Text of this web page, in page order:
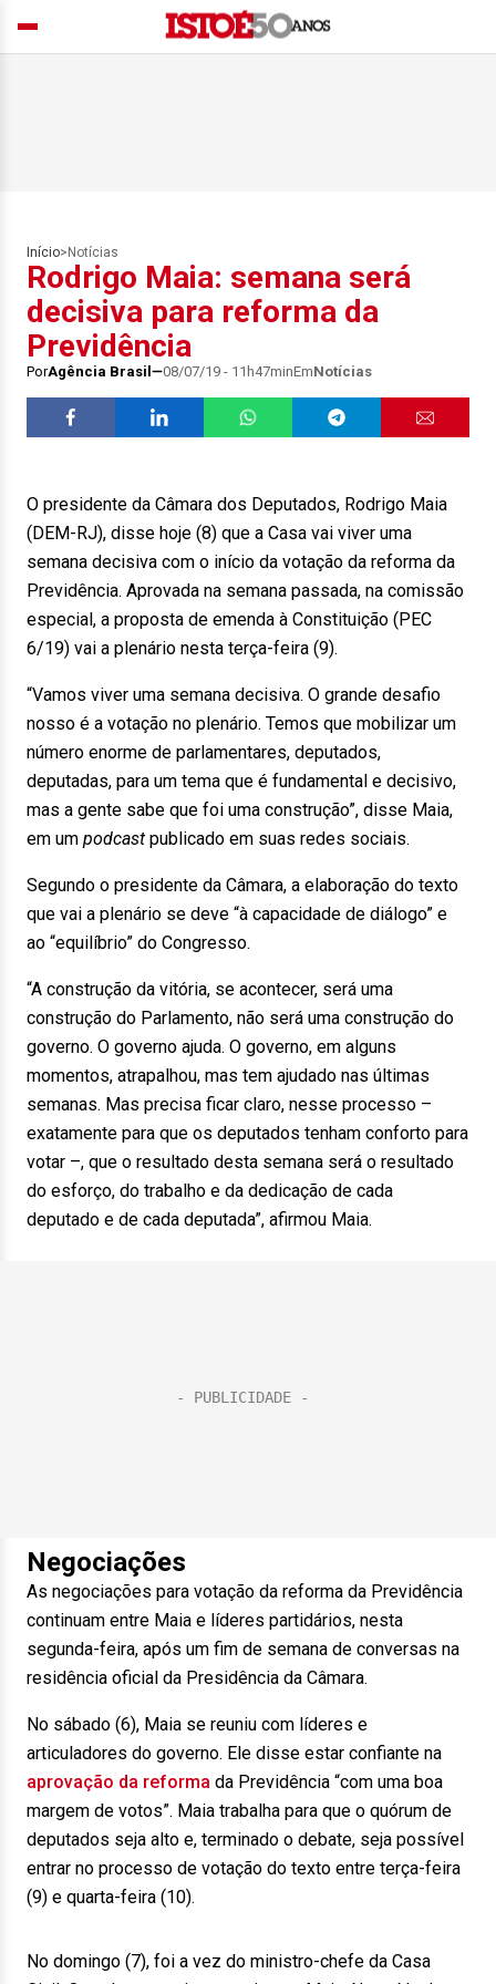
Início> Notícias
Rodrigo Maia: semana será
decisiva para reforma da
Previdência
PorAgência Brasil 08/07/19 - 11h47minEmNotícias
O presidente da Câmara dos Deputados, Rodrigo Maia
(DEM-RJ), disse hoje (8) que a Casa vai viver uma
semana decisiva com o início da votação da reforma da
Previdência. Aprovada na semana passada, na comissão
especial, a proposta de emenda à Constituição (PEC
6/19) vai a plenário nesta terça-feira (9).
“Vamos viver uma semana decisiva. O grande desafio
nosso é a votação no plenário. Temos que mobilizar um
número enorme de parlamentares, deputados,
deputadas, para um tema que é fundamental e decisivo,
mas a gente sabe que foi uma construção”, disse Maia,
em um podcast publicado em suas redes sociais.
Segundo o presidente da Câmara, a elaboração do texto
que vai a plenário se deve “à capacidade de diálogo” e
ao “equilíbrio” do Congresso.
“A construção da vitória, se acontecer, será uma
construção do Parlamento, não será uma construção do
governo. O governo ajuda. O governo, em alguns
momentos, atrapalhou, mas tem ajudado nas últimas
semanas. Mas precisa ficar claro, nesse processo –
exatamente para que os deputados tenham conforto para
votar –, que o resultado desta semana será o resultado
do esforço, do trabalho e da dedicação de cada
deputado e de cada deputada”, afirmou Maia.
Negociações
As negociações para votação da reforma da Previdência
continuam entre Maia e líderes partidários, nesta
segunda-feira, após um fim de semana de conversas na
residência oficial da Presidência da Câmara.
No sábado (6), Maia se reuniu com líderes e
articuladores do governo. Ele disse estar confiante na
aprovação da reforma da Previdência “com uma boa
margem de votos”. Maia trabalha para que o quórum de
deputados seja alto e, terminado o debate, seja possível
entrar no processo de votação do texto entre terça-feira
(9) e quarta-feira (10).
No domingo (7), foi a vez do ministro-chefe da Casa